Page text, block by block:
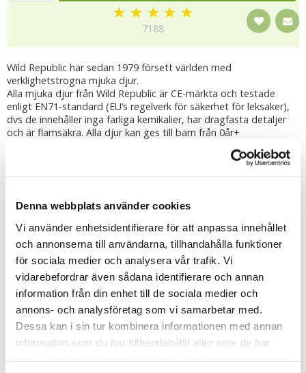
Denna webbplats använder cookies
Vi använder enhetsidentifierare för att anpassa innehållet
och annonserna till användarna, tillhandahålla funktioner
för sociala medier och analysera vår trafik. Vi
vidarebefordrar även sådana identifierare och annan
information från din enhet till de sociala medier och
annons- och analysföretag som vi samarbetar med.
Dessa kan i sin tur kombinera informationen med annan
information som du har tillhandahållit eller som de har
★ ★ ★ ★ ★
7188
Wild Republic har sedan 1979 försett världen med
verklighetstrogna mjuka djur.
Alla mjuka djur från Wild Republic är CE-märkta och testade
enligt EN71-standard (EU’s regelverk för säkerhet för leksaker),
dvs de innehåller inga farliga kemikalier, har dragfasta detaljer
och är flamsäkra. Alla djur kan ges till barn från 0år+
Djuren är stoppade med 100% återvunnen polyester framtagen
Tipsa
Upptäck mer
Vilda Djur
Wild Republic Mjuka Djur
Stora mjukisdjur
Recensioner